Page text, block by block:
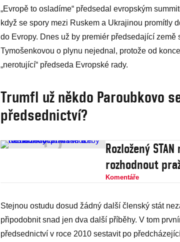
„Evropě to osladíme“ předsedal evropským
když se spory mezi Ruskem a Ukrajinou promítly
do Evropy. Dnes už by premiér předsedající
Tymošenkovou o plynu nejednal, protože od
„nerotující“ předseda Evropské rady.
Trumfl už někdo Paroubkovo
předsednictví?
Rozložený
rozhodnout
Komentáře
Stejnou ostudu dosud žádný další členský stát
připodobnit snad jen dva další příběhy. V tom
předsednictví v roce 2010 sestavit po